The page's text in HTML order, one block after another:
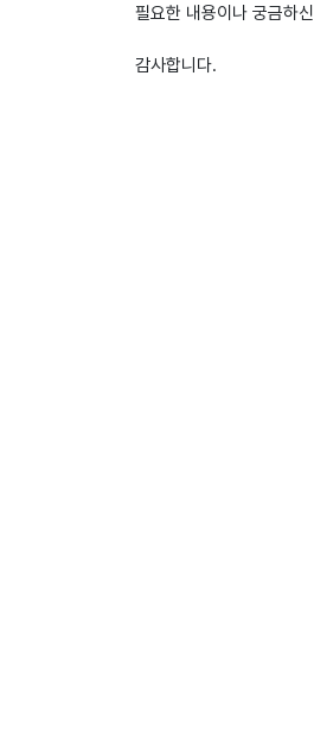
필요한 내용이나 궁금하
감사합니다.